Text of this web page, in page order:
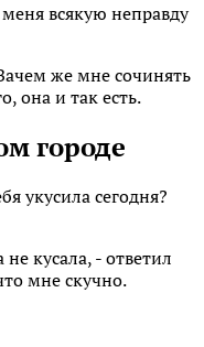
всякую неправду
же мне сочинять
она и так есть.
городе
укусила сегодня?
кусала, - ответил
мне скучно.